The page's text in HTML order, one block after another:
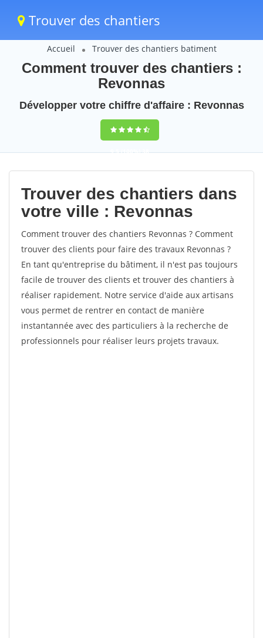
Trouver des chantiers
Accueil Trouver des chantiers batiment
Comment trouver des chantiers :
Revonnas
Développer votre chiffre d'affaire : Revonnas
9,5(100%)38
votes
Trouver des chantiers dans
votre ville : Revonnas
Comment trouver des chantiers Revonnas ? Comment
trouver des clients pour faire des travaux Revonnas ?
En tant qu'entreprise du bâtiment, il n'est pas toujours
facile de trouver des clients et trouver des chantiers à
réaliser rapidement. Notre service d'aide aux artisans
vous permet de rentrer en contact de manière
instantannée avec des particuliers à la recherche de
professionnels pour réaliser leurs projets travaux.